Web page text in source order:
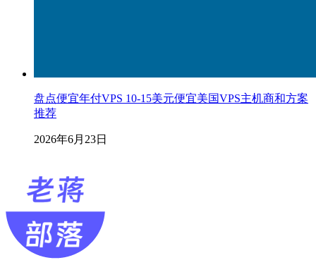
盘点便宜年付VPS 10-15美元便宜美国VPS主机商和方案
推荐
2026年6月23日